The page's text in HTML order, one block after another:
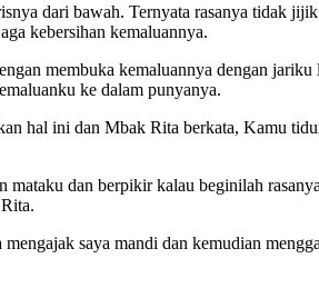
dari bawah. Ternyata rasanya tidak
kebersihan kemaluannya.
membuka kemaluannya dengan
ke dalam punyanya.
hal ini dan Mbak Rita berkata, Kamu
dan berpikir kalau beginilah
saya mandi dan kemudian